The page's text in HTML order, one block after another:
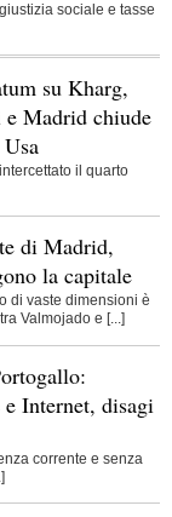
sociale e tasse
su Kharg,
Madrid chiude
il quarto
di Madrid,
la capitale
di vaste dimensioni è
Valmojado e [...]
Internet, disagi
corrente e senza